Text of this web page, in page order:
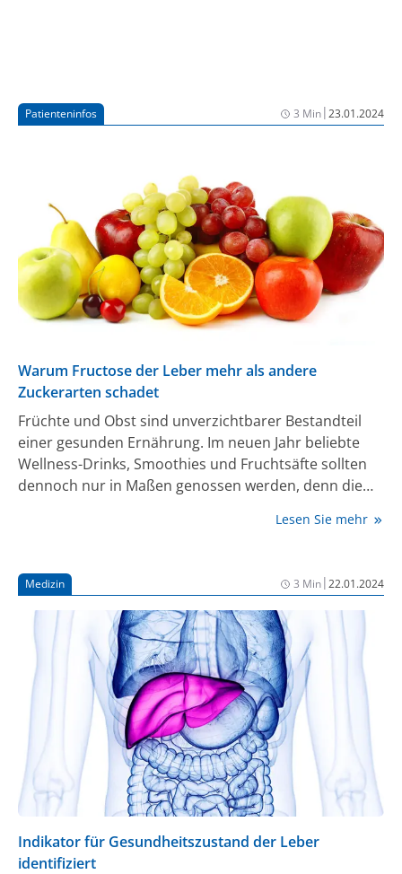
Patienteninfos 3 Min|23.01.2024
Warum Fructose der Leber mehr als andere
Zuckerarten schadet
Früchte und Obst sind unverzichtbarer Bestandteil
einer gesunden Ernährung. Im neuen Jahr beliebte
Wellness-Drinks, Smoothies und Fruchtsäfte sollten
dennoch nur in Maßen genossen werden, denn die
direkt in die Leber wandern. In kleinen Mengen ist das
Fettleber führen – mehr noch als andere Zuckerarten,
das belegen aktuelle Studien. Die Deutsche
Gesellschaft für Gastroenterologie, Verdauungs- und
Stoffwechselkrankheiten (DGVS) rät dazu,
verarbeiteten Fruchtzucker nur in Maßen zu
genießen.
Lesen Sie mehr
Medizin 3 Min|22.01.2024
Indikator für Gesundheitszustand der Leber
identifiziert